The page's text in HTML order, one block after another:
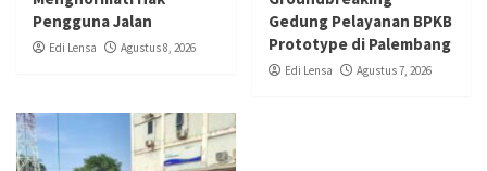
Pengguna Jalan
Edi Lensa Agustus 8, 2026
Gedung Pelayanan BPKB
Prototype di Palembang
Edi Lensa Agustus 7, 2026